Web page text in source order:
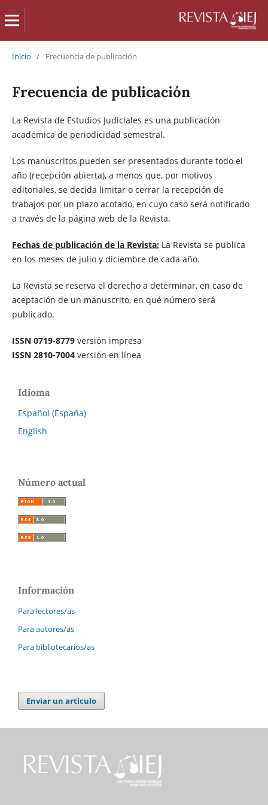
Inicio / Frecuencia de publicación
Frecuencia de publicación
La Revista de Estudios Judiciales es una publicación
académica de periodicidad semestral.
Los manuscritos pueden ser presentados durante todo el
año (recepción abierta), a menos que, por motivos
editoriales, se decida limitar o cerrar la recepción de
trabajos por un plazo acotado, en cuyo caso será notificado
a través de la página web de la Revista.
Fechas de publicación de la Revista:La Revista se publica
en los meses de julio y diciembre de cada año.
La Revista se reserva el derecho a determinar, en caso de
aceptación de un manuscrito, en qué número será
publicado.
ISSN 0719-8779versión impresa
ISSN 2810-7004versión en línea
Idioma
Español (España)
English
Número actual
Información
Para lectores/as
Para autores/as
Para bibliotecarios/as
Enviar un artículo